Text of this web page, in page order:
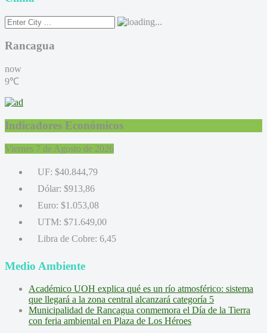
Rancagua
now
9℃
Indicadores Económicos
Viernes 7 de Agosto de 2026
UF: $40.844,79
Dólar: $913,86
Euro: $1.053,08
UTM: $71.649,00
Libra de Cobre: 6,45
Medio Ambiente
Académico UOH explica qué es un río atmosférico: sistema
que llegará a la zona central alcanzará categoría 5
Municipalidad de Rancagua conmemora el Día de la Tierra
con feria ambiental en Plaza de Los Héroes